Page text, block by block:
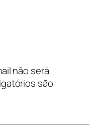
não será
são